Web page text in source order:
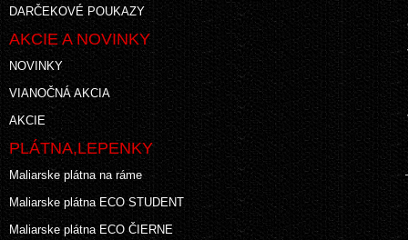
DARČEKOVÉ POUKAZY
AKCIE A NOVINKY
NOVINKY
VIANOČNÁ AKCIA
AKCIE
PLÁTNA,LEPENKY
Maliarske plátna na ráme
Maliarske plátna ECO STUDENT
Maliarske plátna ECO ČIERNE